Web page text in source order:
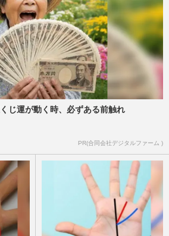
一＆岡本圭人が夢の親子初共演、息
の言葉に大テレ「家で言えばいいじ
2021年9月21日号 2021/9/7
人、Hey! Say! JUMP脱退の理由に
智久」と「メンバーとの差」
2021/4/12
じ運が動く時、必ずある前触れ
PR(合同会社デジタルファーム )